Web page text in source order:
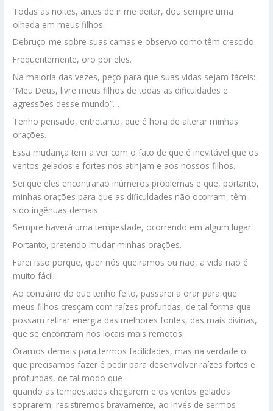
Todas as noites, antes de ir me deitar, dou sempre uma
olhada em meus filhos.
Debruço-me sobre suas camas e observo como têm crescido.
Freqüentemente, oro por eles.
Na maioria das vezes, peço para que suas vidas sejam fáceis:
“Meu Deus, livre meus filhos de todas as dificuldades e
agressões desse mundo”…
Tenho pensado, entretanto, que é hora de alterar minhas
orações.
Essa mudança tem a ver com o fato de que é inevitável que os
ventos gelados e fortes nos atinjam e aos nossos filhos.
Sei que eles encontrarão inúmeros problemas e que, portanto,
minhas orações para que as dificuldades não ocorram, têm
sido ingênuas demais.
Sempre haverá uma tempestade, ocorrendo em algum lugar.
Portanto, pretendo mudar minhas orações.
Farei isso porque, quer nós queiramos ou não, a vida não é
muito fácil.
Ao contrário do que tenho feito, passarei a orar para que
meus filhos cresçam com raízes profundas, de tal forma que
possam retirar energia das melhores fontes, das mais divinas,
que se encontram nos locais mais remotos.
Oramos demais para termos facilidades, mas na verdade o
que precisamos fazer é pedir para desenvolver raízes fortes e
profundas, de tal modo que
quando as tempestades chegarem e os ventos gelados
soprarem, resistiremos bravamente, ao invés de sermos